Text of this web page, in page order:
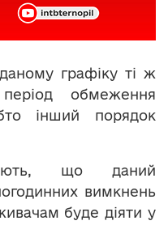
графіку ті ж
обмеження
інший порядок
що даний
вимкнень
буде діяти у